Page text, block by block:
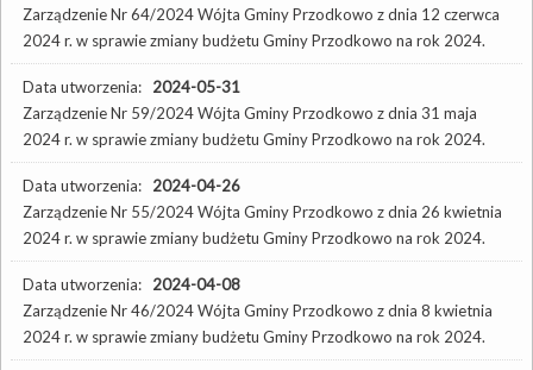
Zarządzenie Nr 64/2024 Wójta Gminy Przodkowo z dnia 12 czerwca
2024 r. w sprawie zmiany budżetu Gminy Przodkowo na rok 2024.
Data utworzenia: 2024-05-31
Zarządzenie Nr 59/2024 Wójta Gminy Przodkowo z dnia 31 maja
2024 r. w sprawie zmiany budżetu Gminy Przodkowo na rok 2024.
Data utworzenia: 2024-04-26
Zarządzenie Nr 55/2024 Wójta Gminy Przodkowo z dnia 26 kwietnia
2024 r. w sprawie zmiany budżetu Gminy Przodkowo na rok 2024.
Data utworzenia: 2024-04-08
Zarządzenie Nr 46/2024 Wójta Gminy Przodkowo z dnia 8 kwietnia
2024 r. w sprawie zmiany budżetu Gminy Przodkowo na rok 2024.